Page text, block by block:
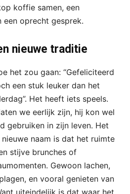
koffie samen, een
oprecht gesprek.
nieuwe traditie
het zou gaan: “Gefeliciteerd
een stuk leuker dan het
Het heeft iets speels.
we eerlijk zijn, hij kon wel
gebruiken in zijn leven. Het
naam is dat het ruimte
stijve brunches of
Gewoon lachen,
en vooral genieten van